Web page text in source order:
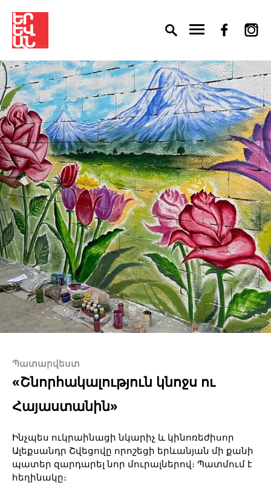
Պատարվեստ
«Շնորհակալություն կնոջս ու
Հայաստանին»
Ինչպես ուկրաինացի նկարիչ և կինոռեժիսոր
Ալեքսանդր Շվեցովը որոշեցի երևանյան մի քանի
պատեր զարդարել նոր մուրալներով։ Պատմում է
հեղինակը։